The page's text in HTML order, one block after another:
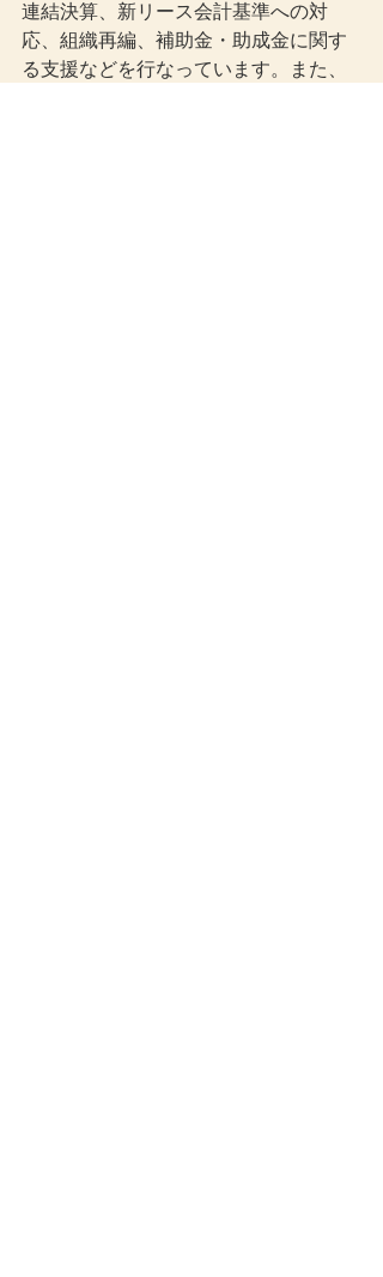
連結決算、新リース会計基準への対
応、組織再編、補助金・助成金に関す
る支援などを行なっています。また、